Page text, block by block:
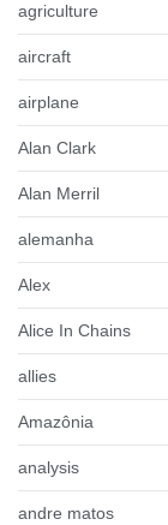
agriculture
aircraft
airplane
Alan Clark
Alan Merril
alemanha
Alex
Alice In Chains
allies
Amazônia
analysis
andre matos